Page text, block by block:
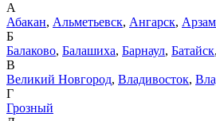
А
Абакан, Альметьевск, Ангарск,
Б
Балаково, Балашиха, Барнаул, Батайск,
В
Великий Новгород, Владивосток,
Г
Грозный